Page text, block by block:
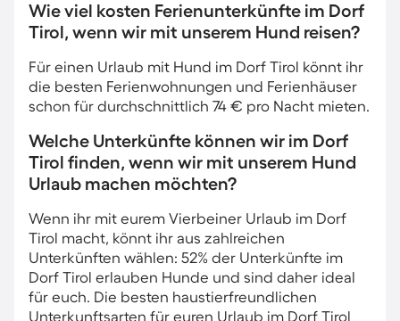
Wie viel kosten Ferienunterkünfte im Dorf
Tirol, wenn wir mit unserem Hund reisen?
Für einen Urlaub mit Hund im Dorf Tirol könnt ihr
die besten Ferienwohnungen und Ferienhäuser
schon für durchschnittlich 74 € pro Nacht mieten.
Welche Unterkünfte können wir im Dorf
Tirol finden, wenn wir mit unserem Hund
Urlaub machen möchten?
Wenn ihr mit eurem Vierbeiner Urlaub im Dorf
Tirol macht, könnt ihr aus zahlreichen
Unterkünften wählen: 52% der Unterkünfte im
Dorf Tirol erlauben Hunde und sind daher ideal
für euch. Die besten haustierfreundlichen
Unterkunftsarten für euren Urlaub im Dorf Tirol